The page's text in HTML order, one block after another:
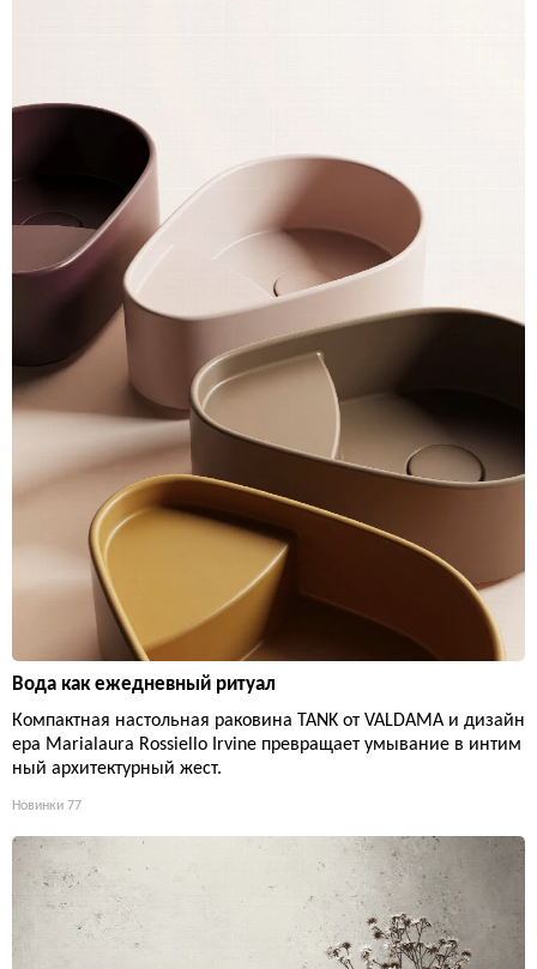
Вода как ежедневный ритуал
Компактная настольная раковина TANK от VALDAMA и дизайн
ера Marialaura Rossiello Irvine превращает умывание в интим
ный архитектурный жест.
Новинки 77